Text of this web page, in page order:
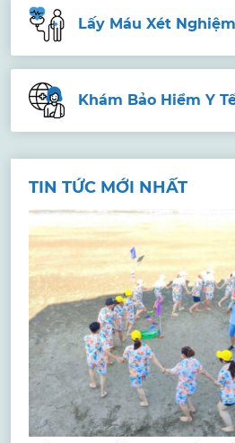
Lấy Máu Xét
Khám Bảo Hiểm Y
TIN TỨC MỚI NHẤT